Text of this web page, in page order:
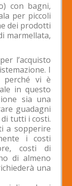
con bagni,
per piccoli
dei prodotti
marmellata,
l’acquisto
I
perché vi è
in questo
sia una
guadagni
tutti i costi.
a sopperire
i costi
costi di
di almeno
una